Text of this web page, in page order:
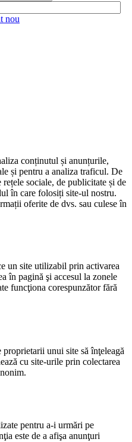
nou
conținutul și anunțurile,
și pentru a analiza traficul. De
sociale, de publicitate și de
în care folosiți site-ul nostru.
oferite de dvs. sau culese în
un site utilizabil prin activarea
în pagină şi accesul la zonele
funcţiona corespunzător fără
unui site să înţeleagă
cu site-urile prin colectarea
pentru a-i urmări pe
este de a afişa anunţuri